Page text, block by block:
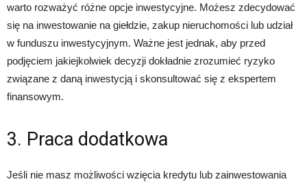
warto rozważyć różne opcje inwestycyjne. Możesz zdecydować
się na inwestowanie na giełdzie, zakup nieruchomości lub udział
w funduszu inwestycyjnym. Ważne jest jednak, aby przed
podjęciem jakiejkolwiek decyzji dokładnie zrozumieć ryzyko
związane z daną inwestycją i skonsultować się z ekspertem
finansowym.
3. Praca dodatkowa
Jeśli nie masz możliwości wzięcia kredytu lub zainwestowania